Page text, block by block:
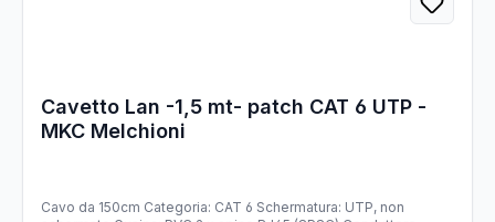
Cavetto Lan -1,5 mt- patch CAT 6 UTP -
MKC Melchioni
Cavo da 150cm Categoria: CAT 6 Schermatura: UTP, non